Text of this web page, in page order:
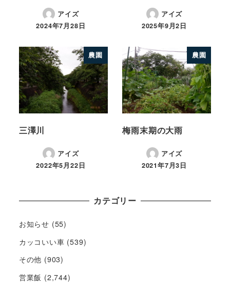
アイズ
2024年7月28日
アイズ
2025年9月2日
農園
三澤川
アイズ
2022年5月22日
農園
梅雨末期の大雨
アイズ
2021年7月3日
カテゴリー
お知らせ (55)
カッコいい車 (539)
その他 (903)
営業飯 (2,744)